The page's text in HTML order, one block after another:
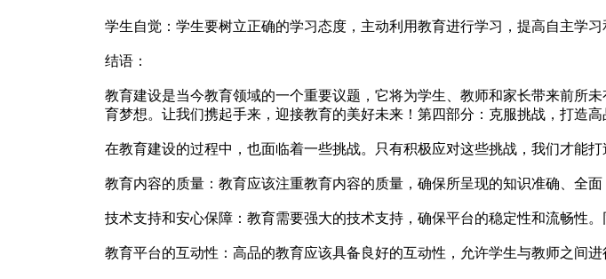
学生自觉：学生要树立正确的学习态度，主动利用教育进行学习，提高自主学习
结语：
教育建设是当今教育领域的一个重要议题，它将为学生、教师和家长带来前所
育梦想。让我们携起手来，迎接教育的美好未来！第四部分：克服挑战，打造高
在教育建设的过程中，也面临着一些挑战。只有积极应对这些挑战，我们才能打
教育内容的质量：教育应该注重教育内容的质量，确保所呈现的知识准确、全
技术支持和安心保障：教育需要强大的技术支持，确保平台的稳定性和流畅性
教育平台的互动性：高品的教育应该具备良好的互动性，允许学生与教师之间